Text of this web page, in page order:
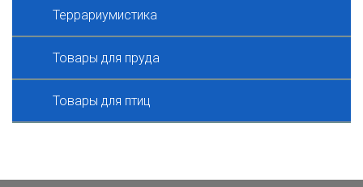
Террариумистика
Товары для пруда
Товары для птиц